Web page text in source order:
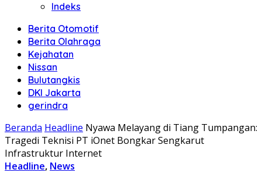
Indeks
Berita Otomotif
Berita Olahraga
Kejahatan
Nissan
Bulutangkis
DKI Jakarta
gerindra
Beranda Headline Nyawa Melayang di Tiang Tumpangan:
Tragedi Teknisi PT iOnet Bongkar Sengkarut
Infrastruktur Internet
Headline, News